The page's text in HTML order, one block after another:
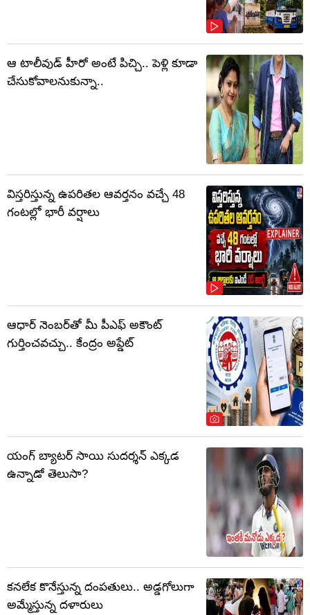
ఆ టాలీవుడ్ హీరో అంటే పిచ్చి.. పెళ్లి కూడా
చేసుకోవాలనుకున్నా..
విస్తరిస్తున్న ఉపరితల ఆవర్తనం వచ్చే 48
గంటల్లో భారీ వర్షాలు
ఆధార్ నెంబర్‌తో మీ పీఎఫ్ అకౌంట్
గుర్తించవచ్చు.. కేంద్రం అప్డేట్
యంగ్ బ్యాటర్ సాయి సుదర్శన్ ఎక్కడ
ఉన్నాడో తెలుసా?
కనలేక కొనేస్తున్న దంపతులు.. అడ్డగోలుగా
అమ్మేస్తున్న దళారులు